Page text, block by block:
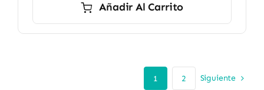
Añadir Al Carrito
1 2 Siguiente